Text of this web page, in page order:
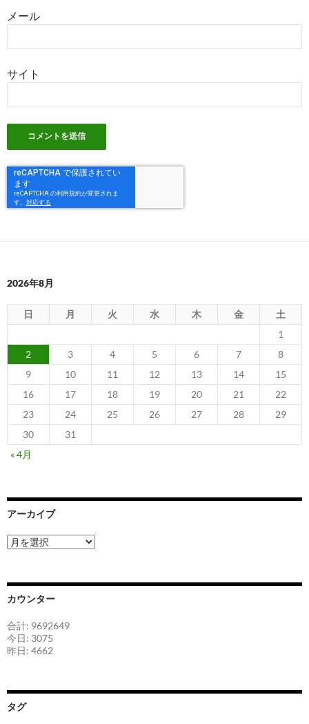
メール
サイト
2026年8月
日 月 火 水 木 金
土
1
2
3 4 5 6 7
8
9
10 11 12 13 14
15
16
17 18 19 20 21
22
23
24 25 26 27 28
29
30
31
« 4月
アーカイブ
ア
ー
ブ
カウンター
合計: 9692649
今日: 3075
昨日: 4662
タグ